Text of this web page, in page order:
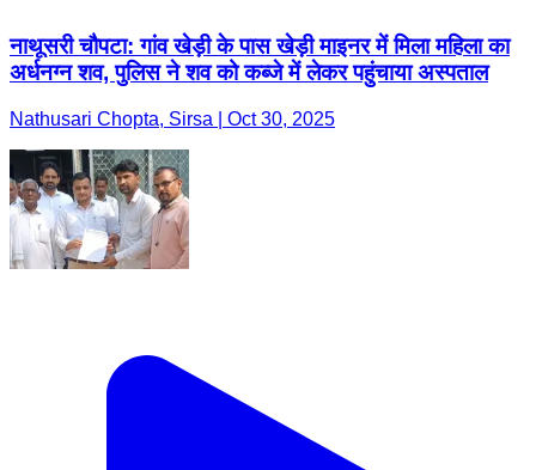
नाथूसरी चौपटा: गांव खेड़ी के पास खेड़ी माइनर में मिला महिला का
अर्धनग्न शव, पुलिस ने शव को कब्जे में लेकर पहुंचाया अस्पताल
Nathusari Chopta, Sirsa | Oct 30, 2025